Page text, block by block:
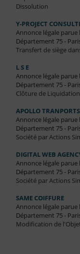
Dissolution
Y-PROJECT
Annonce légale parue
Département 75 -
Transfert de siège
L S E
Annonce légale parue
Département 75 -
Clôture de Liquidation
APOLLO TRANPORTS
Annonce légale parue
Département 75 -
Société par Actions
DIGITAL WEB
Annonce légale parue
Département 75 -
Société par Actions
SAME COIFFURE
Annonce légale parue
Département 75 -
Modification de